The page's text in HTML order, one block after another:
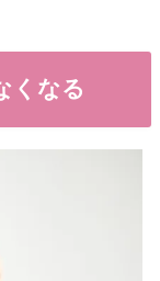
くなる